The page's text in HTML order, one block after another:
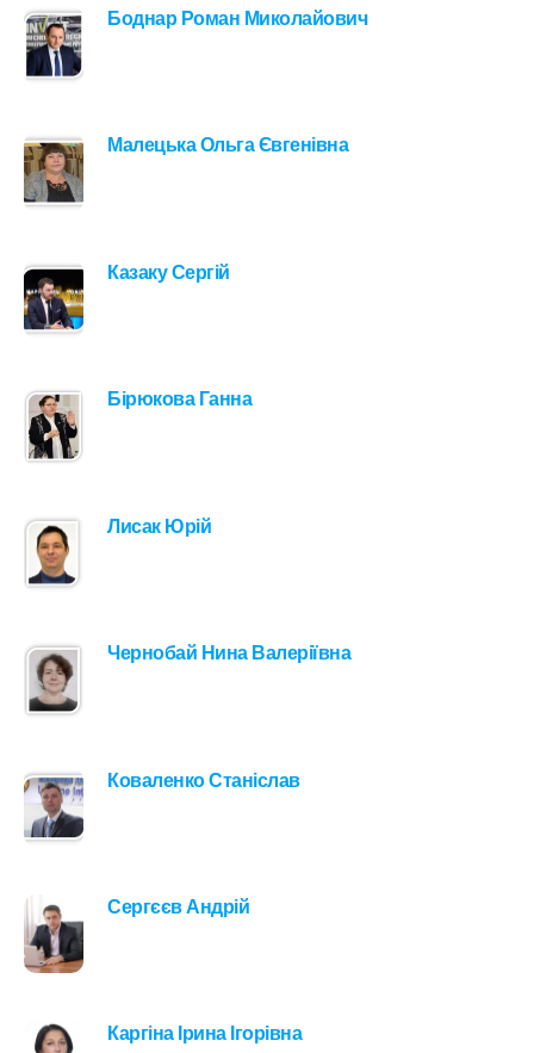
Боднар Роман Миколайович
Малецька Ольга Євгенівна
Казаку Сергій
Бірюкова Ганна
Лисак Юрій
Чернобай Нина Валеріївна
Коваленко Станіслав
Сергєєв Андрій
Каргіна Ірина Ігорівна